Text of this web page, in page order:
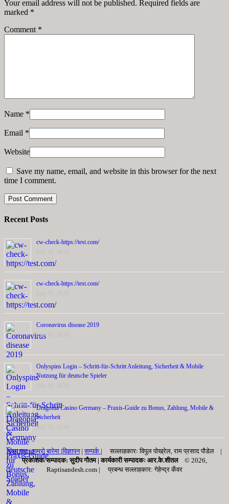
Your email address will not be published. Required fields are
marked *
Comment *
Name *
Email *
Website
Save my name, email, and website in this browser for the next
time I comment.
Recent Posts
cw-check-https://test.com/
cw-check-https://test.com/
Coronavirus disease 2019
July 31, 2026
Onlyspins Login – Schritt‑für‑Schritt Anleitung, Sicherheit & Mobile
Nutzung für deutsche Spieler
Dragonia Casino Germany – Praxis‑Guide zu Bonus, Zahlung, Mobile &
Sicherheit
July 31, 2026
मुख्य पृष्ठ |हाम्रो बारेमा |विज्ञापन|सम्पर्क | सल्लाहकारः विपुल पोख्रेल, राम प्रसाद पाैडेल |
प्रकाशक/सम्पादक: सुदीप गौतम | कार्यकारी सम्पादकः आर.के.शीतल
© 2026,
Raptisandesh.com | प्रबन्ध सल्लाहकार: गेहेन्द्र कँवर